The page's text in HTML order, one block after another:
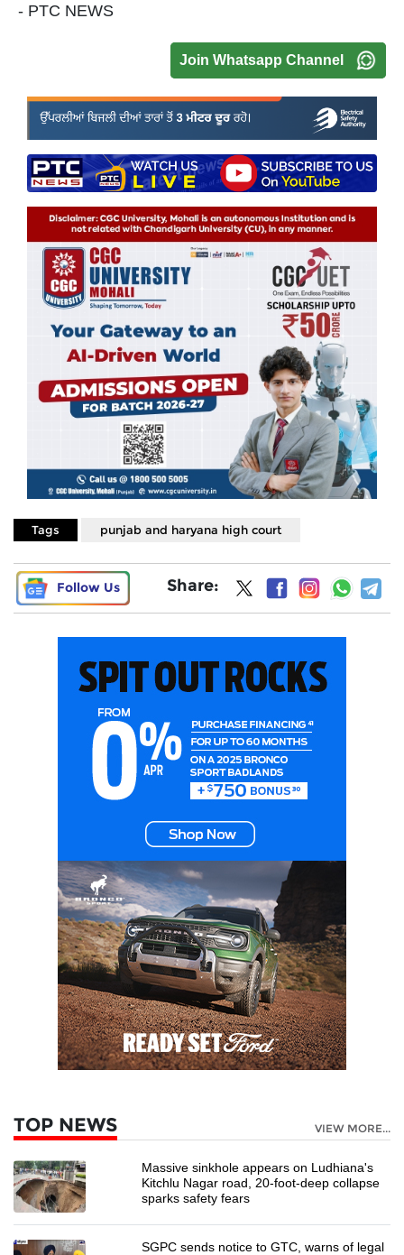
- PTC NEWS
Join Whatsapp Channel
Tags punjab and haryana high court
Follow Us Share:
TOP NEWS VIEW MORE...
Massive sinkhole appears on Ludhiana's
Kitchlu Nagar road, 20-foot-deep collapse
sparks safety fears
SGPC sends notice to GTC, warns of legal